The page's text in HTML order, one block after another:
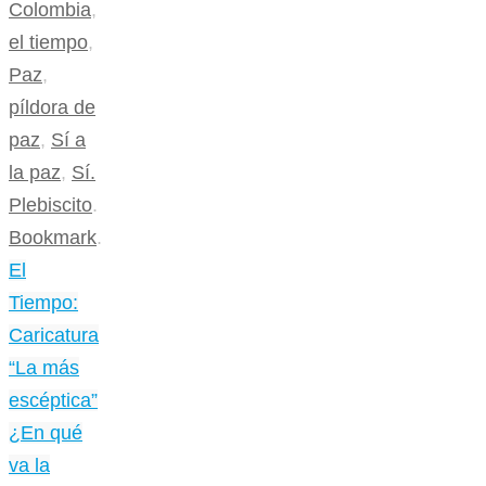
Colombia,
el tiempo,
Paz,
píldora de
paz, Sí a
la paz, Sí.
Plebiscito.
Bookmark.
El
Tiempo:
Caricatura
“La más
escéptica”
¿En qué
va la